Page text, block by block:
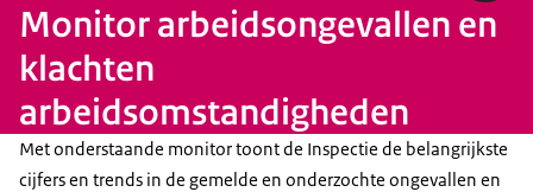
Monitor arbeidsongevallen en
klachten
arbeidsomstandigheden
Met onderstaande monitor toont de Inspectie de belangrijkste
cijfers en trends in de gemelde en onderzochte ongevallen en